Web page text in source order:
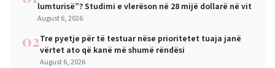
lumturisë”? Studimi e vlerëson në 28 mijë dollarë në vit
August 6, 2026
02Tre pyetje për të testuar nëse prioritetet tuaja janë
vërtet ato që kanë më shumë rëndësi
August 6, 2026